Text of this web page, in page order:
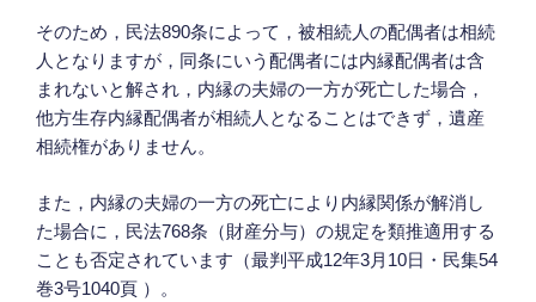
そのため，民法890条によって，被相続人の配偶者は相続
人となりますが，同条にいう配偶者には内縁配偶者は含
まれないと解され，内縁の夫婦の一方が死亡した場合，
他方生存内縁配偶者が相続人となることはできず，遺産
相続権がありません。
また，内縁の夫婦の一方の死亡により内縁関係が解消し
た場合に，民法768条（財産分与）の規定を類推適用する
ことも否定されています（最判平成12年3月10日・民集54
巻3号1040頁 ）。